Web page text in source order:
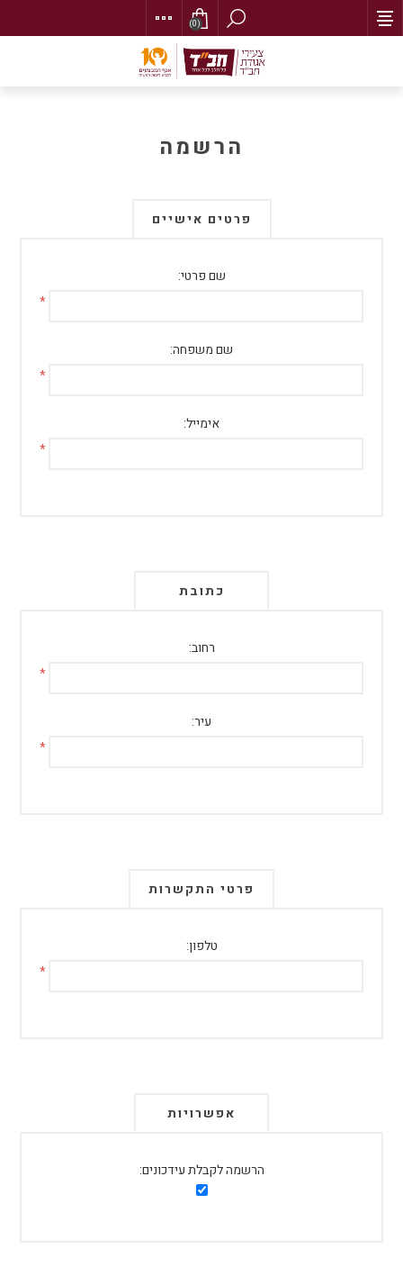
(0)
הרשמה
פרטים אישיים
שם פרטי:
*
שם משפחה:
*
אימייל:
*
כתובת
רחוב:
*
עיר:
*
פרטי התקשרות
טלפון:
*
אפשרויות
הרשמה לקבלת עידכונים: